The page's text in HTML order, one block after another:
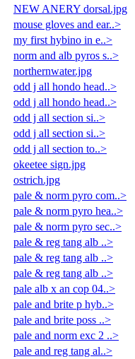
NEW ANERY dorsal.jpg
mouse gloves and ear..>
my first hybino in e..>
norm and alb pyros s..>
northernwater.jpg
odd j all hondo head..>
odd j all hondo head..>
odd j all section si..>
odd j all section si..>
odd j all section to..>
okeetee sign.jpg
ostrich.jpg
pale & norm pyro com..>
pale & norm pyro hea..>
pale & norm pyro sec..>
pale & reg tang alb ..>
pale & reg tang alb ..>
pale & reg tang alb ..>
pale alb x an cop 04..>
pale and brite p hyb..>
pale and brite poss ..>
pale and norm exc 2 ..>
pale and reg tang al..>